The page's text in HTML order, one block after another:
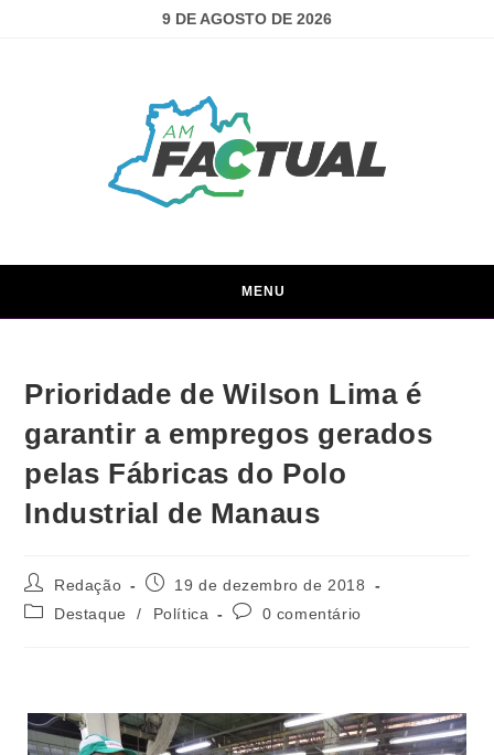
9 DE AGOSTO DE 2026
MENU
Prioridade de Wilson Lima é
garantir a empregos gerados
pelas Fábricas do Polo
Industrial de Manaus
Redação
19 de dezembro de 2018
Destaque
/ Política 0 comentário